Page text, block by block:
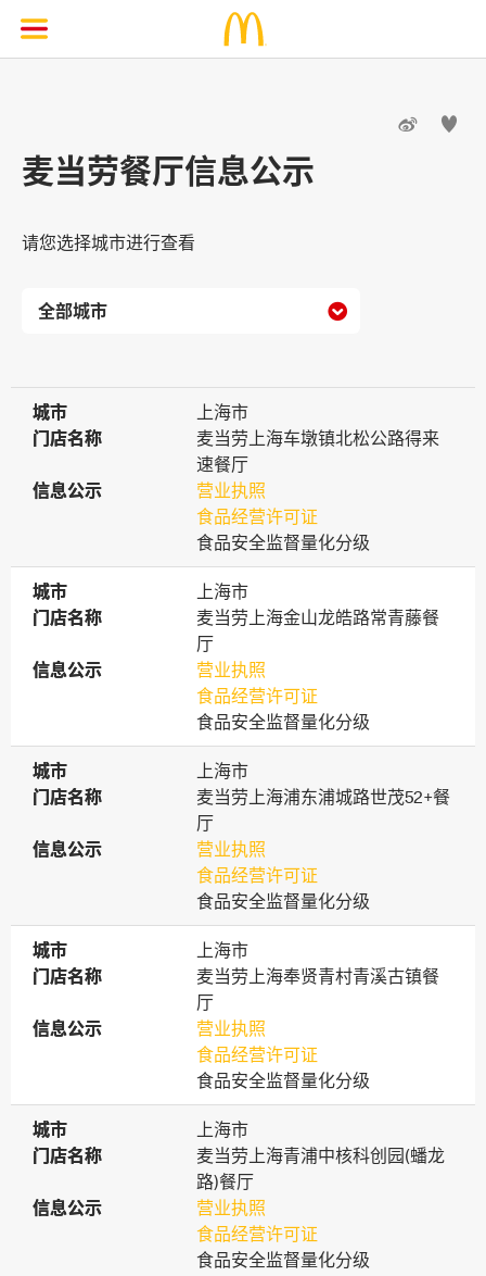
 
麦当劳餐厅信息公示
请您选择城市进行查看

城市
城市
上海市
门店名称
门店名称
麦当劳上海车墩镇北松公路得来
速餐厅
信息公示
信息公示
营业执照
食品经营许可证
食品安全监督量化分级
城市
城市
上海市
门店名称
门店名称
麦当劳上海金山龙皓路常青藤餐
厅
信息公示
信息公示
营业执照
食品经营许可证
食品安全监督量化分级
城市
城市
上海市
门店名称
门店名称
麦当劳上海浦东浦城路世茂52+餐
厅
信息公示
信息公示
营业执照
食品经营许可证
食品安全监督量化分级
城市
城市
上海市
门店名称
门店名称
麦当劳上海奉贤青村青溪古镇餐
厅
信息公示
信息公示
营业执照
食品经营许可证
食品安全监督量化分级
城市
城市
上海市
门店名称
门店名称
麦当劳上海青浦中核科创园(蟠龙
路)餐厅
信息公示
信息公示
营业执照
食品经营许可证
食品安全监督量化分级